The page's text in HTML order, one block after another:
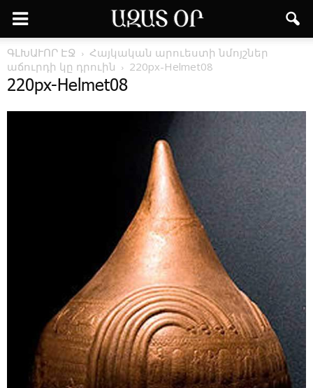
ԳԼԽԱՒՈՐ ԷՋ
Հայկական արուեստի նմոյշներ
աճուրդի կը դրուին
220px-Helmet08
220px-Helmet08